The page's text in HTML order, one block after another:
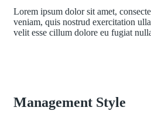
Lorem ipsum dolor sit amet,
veniam, quis nostrud exercitation
velit esse cillum dolore eu fugiat
Management Style